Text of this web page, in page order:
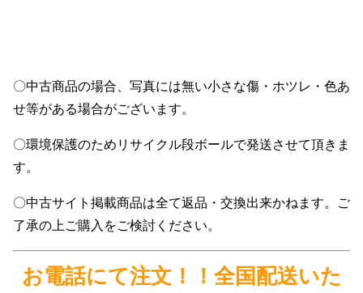
〇中古商品の場合、写真には無い小さな傷・ホツレ・色あ
せ等がある場合がございます。
〇環境保護のためリサイクル段ボールで発送させて頂きま
す。
〇中古サイト掲載商品は全て返品・交換出来かねます。ご
了承の上ご購入をご検討ください。
お電話にて注文！！全国配送いた